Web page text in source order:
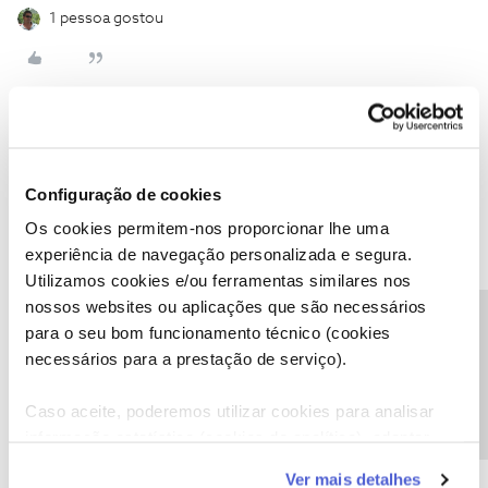
Configuração de cookies
Os cookies permitem-nos proporcionar lhe uma
experiência de navegação personalizada e segura.
Utilizamos cookies e/ou ferramentas similares nos
nossos websites ou aplicações que são necessários
para o seu bom funcionamento técnico (cookies
necessários para a prestação de serviço).
Caso aceite, poderemos utilizar cookies para analisar
Ver mais detalhes
1 pessoa gostou
@Daniel Antunes boa tarde
Já tentou fazer Reset da rede WiFi na Impressora.
Reset network settings , procure no manual.